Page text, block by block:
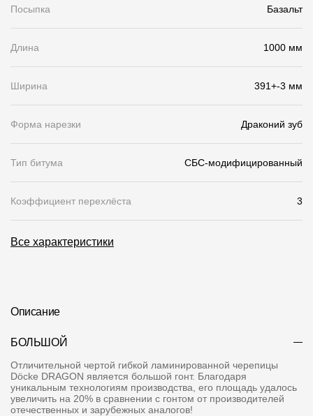
Качество фасадов
Награды
Отправка рекламации
Предложения по сотрудничеству
B2B
Где купить?
Контакты
8 800 100 71 45site@docke.ru
Адрес
Посыпка Базальт
Длина 1000 мм
Ширина 391+-3 мм
Форма нарезки Драконий зуб
Тип битума СБС-модифицированный
Коэффициент перехлёста 3
Все характеристики
Описание
БОЛЬШОЙ
Отличительной чертой гибкой ламинированной черепицы
Dӧcke DRAGON является большой гонт. Благодаря
уникальным технологиям производства, его площадь удалось
увеличить на 20% в сравнении с гонтом от производителей
отечественных и зарубежных аналогов!